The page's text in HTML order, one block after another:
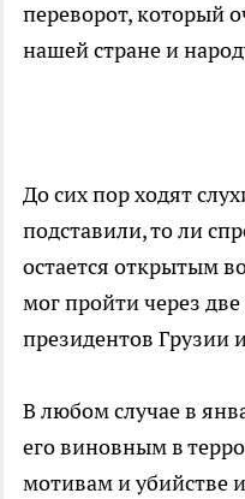
переворот, который
нашей стране и
До сих пор ходят
подставили, то ли
остается открытым
мог пройти через
президентов Грузии
В любом случае в
его виновным в
мотивам и убийстве